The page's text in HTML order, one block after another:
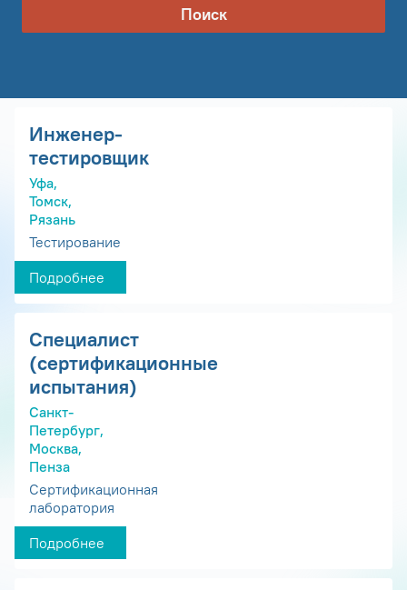
Поиск
Инженер-
тестировщик
Уфа,
Томск,
Рязань
Тестирование
Подробнее
Специалист
(сертификационные
испытания)
Санкт-
Петербург,
Москва,
Пенза
Сертификационная
лаборатория
Подробнее